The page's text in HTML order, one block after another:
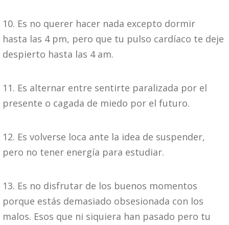
10. Es no querer hacer nada excepto dormir
hasta las 4 pm, pero que tu pulso cardíaco te deje
despierto hasta las 4 am.
11. Es alternar entre sentirte paralizada por el
presente o cagada de miedo por el futuro.
12. Es volverse loca ante la idea de suspender,
pero no tener energía para estudiar.
13. Es no disfrutar de los buenos momentos
porque estás demasiado obsesionada con los
malos. Esos que ni siquiera han pasado pero tu